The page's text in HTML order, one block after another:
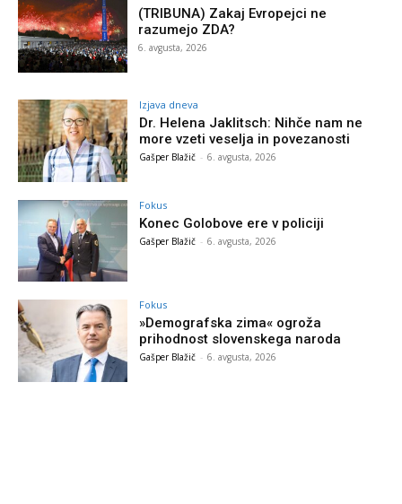
(TRIBUNA) Zakaj Evropejci ne
razumejo ZDA?
6. avgusta, 2026
Izjava dneva
Dr. Helena Jaklitsch: Nihče nam ne
more vzeti veselja in povezanosti
Gašper Blažič - 6. avgusta, 2026
Fokus
Konec Golobove ere v policiji
Gašper Blažič - 6. avgusta, 2026
Fokus
»Demografska zima« ogroža
prihodnost slovenskega naroda
Gašper Blažič - 6. avgusta, 2026